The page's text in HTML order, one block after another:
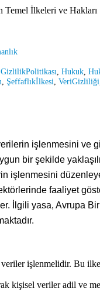
GizlilikPolitikası,Hukuk,
, Şeffaflıkİlkesi, VeriGizliliği
işlenmesini ve
bir şekilde
işlenmesini
faaliyet
İlgili yasa, Avrupa
işlenmelidir. Bu
kişisel veriler adil ve